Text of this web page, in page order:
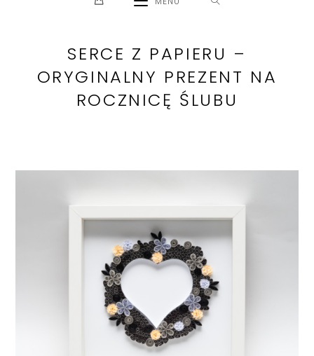
SERCE Z PAPIERU –
ORYGINALNY PREZENT NA
ROCZNICĘ ŚLUBU